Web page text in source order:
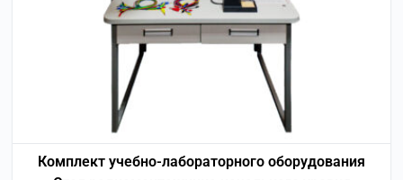
Комплект учебно-лабораторного оборудования